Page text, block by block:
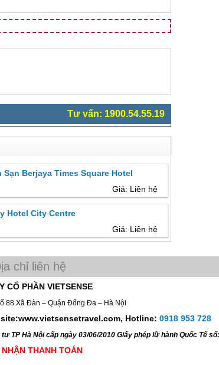
Tư vấn: 1900.54.55.19
Sạn Berjaya Times Square Hotel
Giá: Liên hệ
Hotel City Centre
Giá: Liên hệ
CỔ PHẦN VIETSENSE
88 Xã Đàn – Quận Đống Đa – Hà Nội
Hotline: 0918 953 728
Hà Nội cấp ngày 03/06/2010 Giấy phép lữ hành Quốc Tế
NHẬN THANH TOÁN